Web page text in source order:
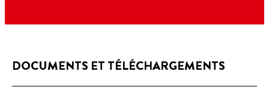
DOCUMENTS ET TÉLÉCHARGEMENTS